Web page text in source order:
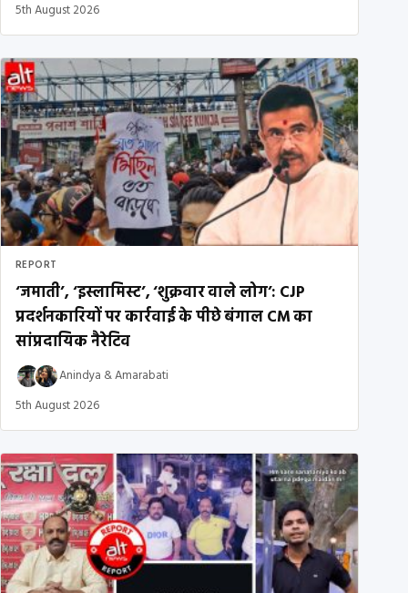
5th August 2026
REPORT
‘जमाती’, ‘इस्लामिस्ट’, ‘शुक्रवार वाले लोग’: CJP
प्रदर्शनकारियों पर कार्रवाई के पीछे बंगाल CM का
सांप्रदायिक नैरेटिव
Anindya &Amarabati
5th August 2026